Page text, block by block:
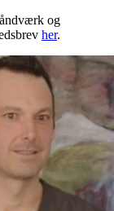
og
her.